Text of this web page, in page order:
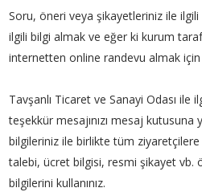
Soru, öneri veya şikayetleriniz ile
ilgili bilgi almak ve eğer ki kurum
internetten online randevu almak
Tavşanlı Ticaret ve Sanayi Odası ile
teşekkür mesajınızı mesaj
bilgileriniz ile birlikte tüm ziyaretçilere
talebi, ücret bilgisi, resmi şikayet vb.
bilgilerini kullanınız.